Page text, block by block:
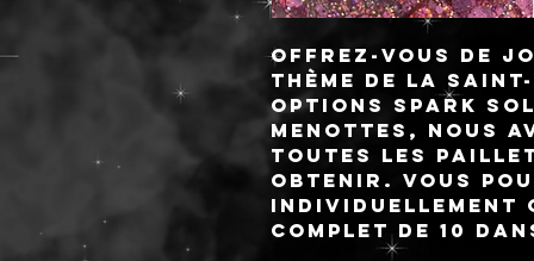
Offrez-vous de
thème de la
options SPARK
menottes, nous
TOUTES les
obtenir. Vous
individuellement
complet de 10
réduit pour